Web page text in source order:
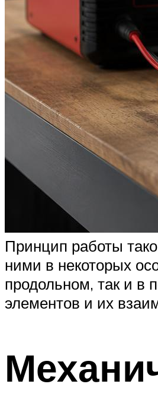
Принцип работы
ними в некоторых
продольном, так и в
элементов и их